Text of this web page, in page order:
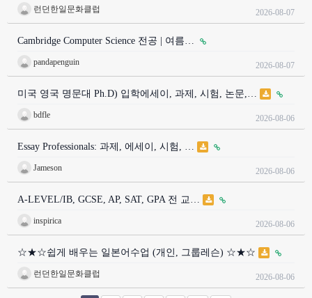
런던한일문화클럽 2026-08-07
Cambridge Computer Science 전공 | 여름…
pandapenguin 2026-08-07
미국 영국 명문대 Ph.D) 입학에세이, 과제, 시험, 논문,…
bdfle 2026-08-06
Essay Professionals: 과제, 에세이, 시험, …
Jameson 2026-08-06
A-LEVEL/IB, GCSE, AP, SAT, GPA 전 교…
inspirica 2026-08-06
☆★☆쉽게 배우는 일본어수업 (개인, 그룹레슨) ☆★☆
런던한일문화클럽 2026-08-06